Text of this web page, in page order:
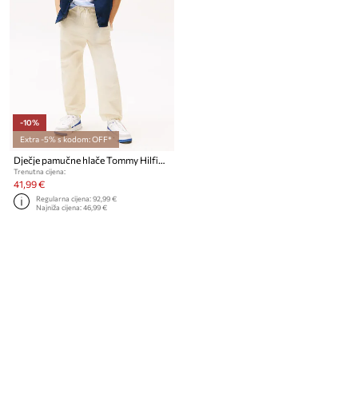
-10%
Extra -5% s kodom: OFF*
Dječje pamučne hlače Tommy Hilfiger
Trenutna cijena:
41,99 €
Regularna cijena:92,99 €
Najniža cijena:46,99 €